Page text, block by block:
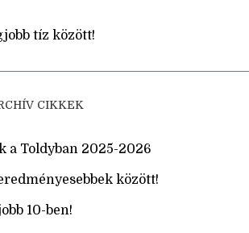
tíz között!
CIKKEK
a Toldyban 2025-2026
között!
10-ben!